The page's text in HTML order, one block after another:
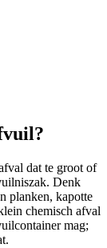
dat te groot of
Denk
planken, kapotte
chemisch afval
mag;